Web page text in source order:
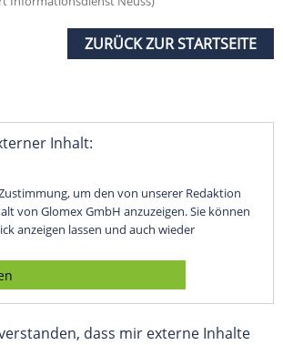
ZURÜCK ZUR STARTSEITE
Inhalt:
um den von unserer Redaktion
von Glomex GmbH anzuzeigen. Sie können
anzeigen lassen und auch wieder
dass mir externe Inhalte